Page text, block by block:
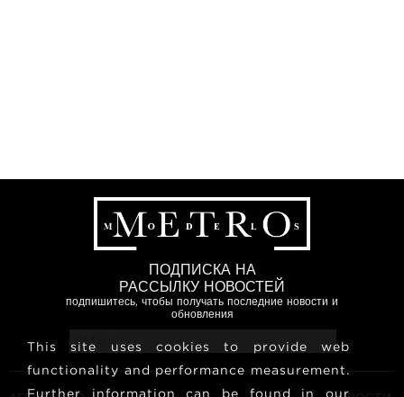
ПОДПИСКА НА
РАССЫЛКУ НОВОСТЕЙ
подпишитесь, чтобы получать последние новости и
обновления
This site uses cookies to provide web
functionality and performance measurement.
Further information can be found in our